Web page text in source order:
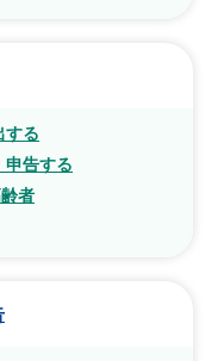
する
申告する
者